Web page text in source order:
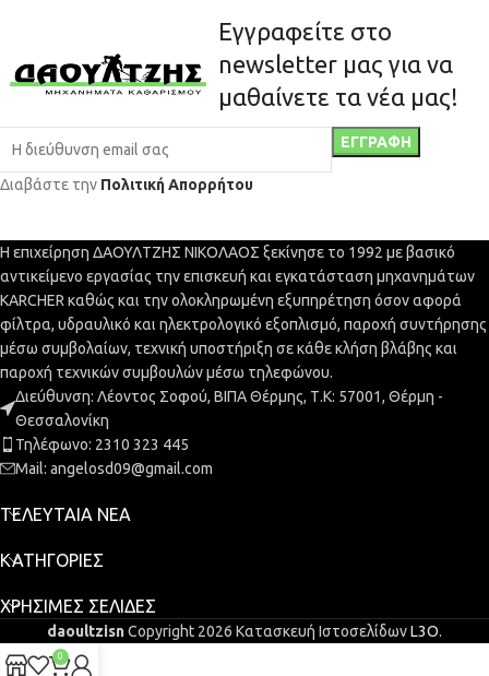
Εγγραφείτε στο
newsletter μας για να
μαθαίνετε τα νέα μας!
Διαβάστε την Πολιτική Απορρήτου
Η επιχείρηση ΔΑΟΥΛΤΖΗΣ ΝΙΚΟΛΑΟΣ ξεκίνησε το 1992 με βασικό
αντικείμενο εργασίας την επισκευή και εγκατάσταση μηχανημάτων
KARCHER καθώς και την ολοκληρωμένη εξυπηρέτηση όσον αφορά
φίλτρα, υδραυλικό και ηλεκτρολογικό εξοπλισμό, παροχή συντήρησης
μέσω συμβολαίων, τεχνική υποστήριξη σε κάθε κλήση βλάβης και
παροχή τεχνικών συμβουλών μέσω τηλεφώνου.
Διεύθυνση: Λέοντος Σοφού, ΒΙΠΑ Θέρμης, Τ.Κ: 57001, Θέρμη -
Θεσσαλονίκη
Τηλέφωνο: 2310 323 445
Mail: angelosd09@gmail.com
ΤΕΛΕΥΤΑΊΑ ΝΈΑ
ΚΑΤΗΓΟΡΊΕΣ
ΧΡΉΣΙΜΕΣ ΣΕΛΊΔΕΣ
daoultzisnCopyright 2026 Κατασκευή ΙστοσελίδωνL3O.
0